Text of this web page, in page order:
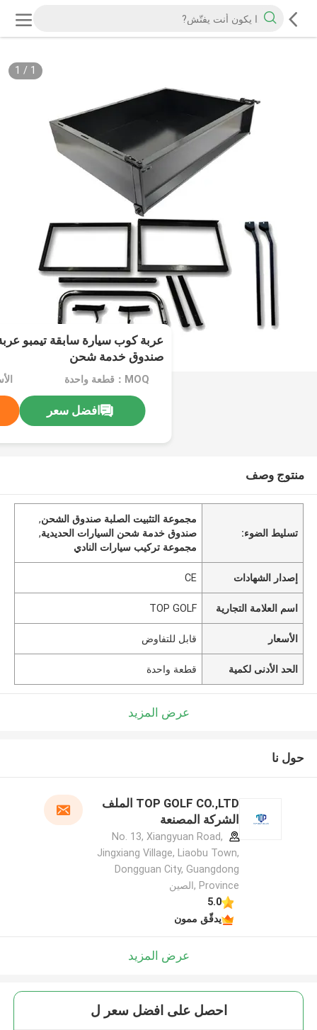
1
/
1
عربة كوب سيارة سابقة تيمبو
صندوق خدمة شحن
MOQ：قطعة واحدة
افضل سعر
منتوج وصف
تسليط الضوء:
مجموعة التثبيت الصلبة صندوق الشحن,
صندوق خدمة شحن السيارات الحديدية,
مجموعة تركيب سيارات النادي
إصدار الشهادات CE
اسم العلامة التجارية TOP GOLF
الأسعار قابل للتفاوض
الحد الأدنى لكمية قطعة واحدة
عرض المزيد
حول نا
TOP GOLF CO.,LTD الملف
الشركة المصنعة
No. 13, Xiangyuan Road,
Jingxiang Village, Liaobu Town,
Dongguan City, Guangdong
Province ,الصين
5.0
يدقّق ممون
عرض المزيد
احصل على افضل سعر ل